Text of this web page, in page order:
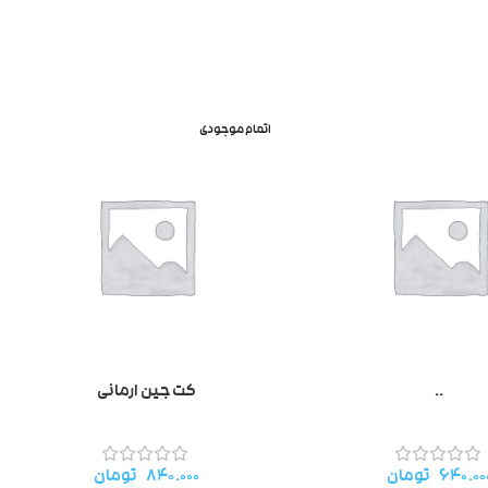
..
تومان
اتمام موجودی
کت جین ارمانی
۸۴۰.۰۰۰ تومان